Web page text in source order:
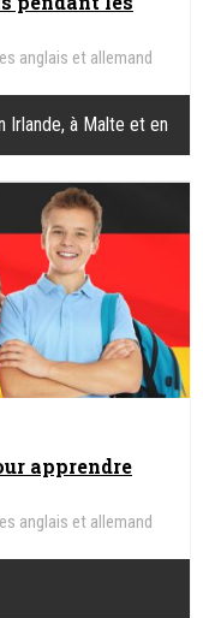
anglais et allemand
Irlande, à Malte et en
apprendre
anglais et allemand